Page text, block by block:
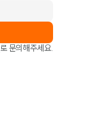
로 문의해주세요.